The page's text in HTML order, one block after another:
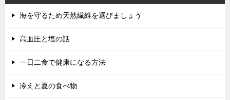
海を守るため天然繊維を選びましょう
高血圧と塩の話
一日二食で健康になる方法
冷えと夏の食べ物